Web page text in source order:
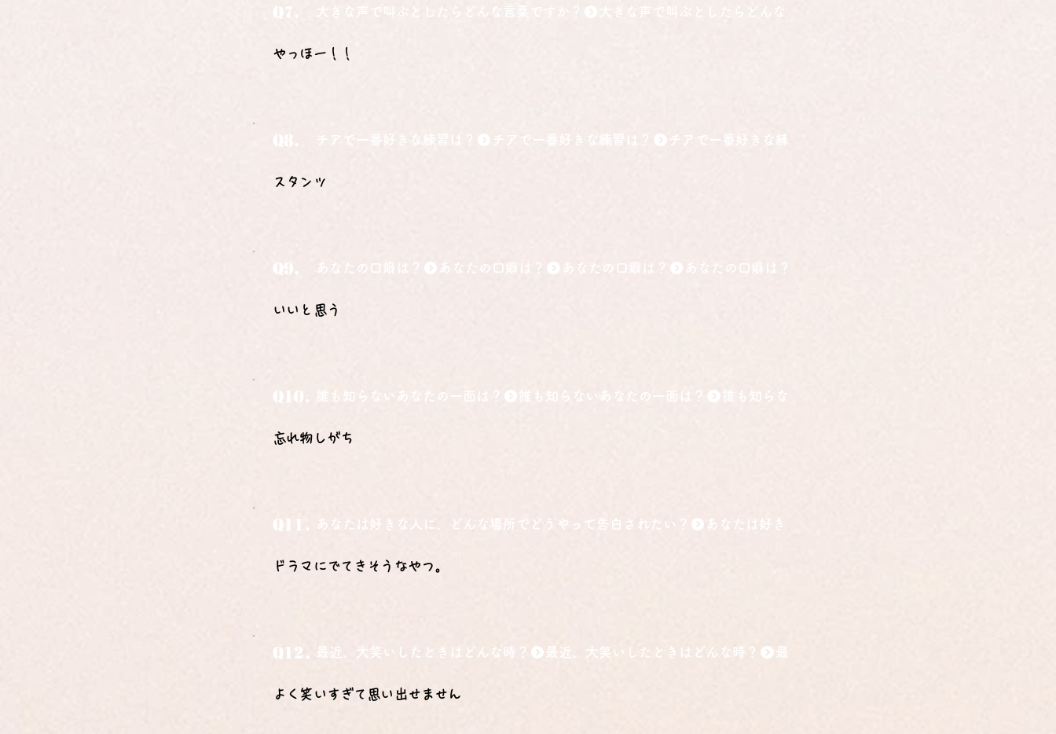
Q7. 大きな声で叫ぶとしたらどんな言葉ですか？
やっほー！！
チアで一番好きな練習は？
スタンツ
あなたの口癖は？
いいと思う
Q10. 誰も知らないあなたの一面は？
忘れ物しがち
Q11. あなたは好きな人に、どんな場所でどうやって告白されたい？
ドラマにでてきそうなやつ。
Q12. 最近、大笑いしたときはどんな時？
よく笑いすぎて思い出せません